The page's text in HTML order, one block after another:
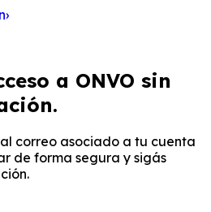
›
a ONVO sin
correo asociado a tu cuenta
de forma segura y sigás